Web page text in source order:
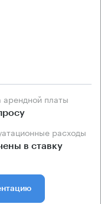
арендной платы
расходы
в ставку